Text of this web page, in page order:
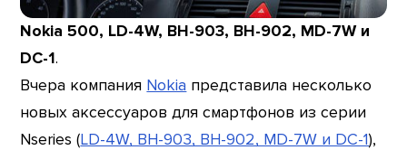
Nokia 500, LD-4W, BH-903, BH-902, MD-7W и
DC-1.
Вчера компания Nokia представила несколько
новых аксессуаров для смартфонов из серии
Nseries (LD-4W, BH-903, BH-902, MD-7W и DC-1),